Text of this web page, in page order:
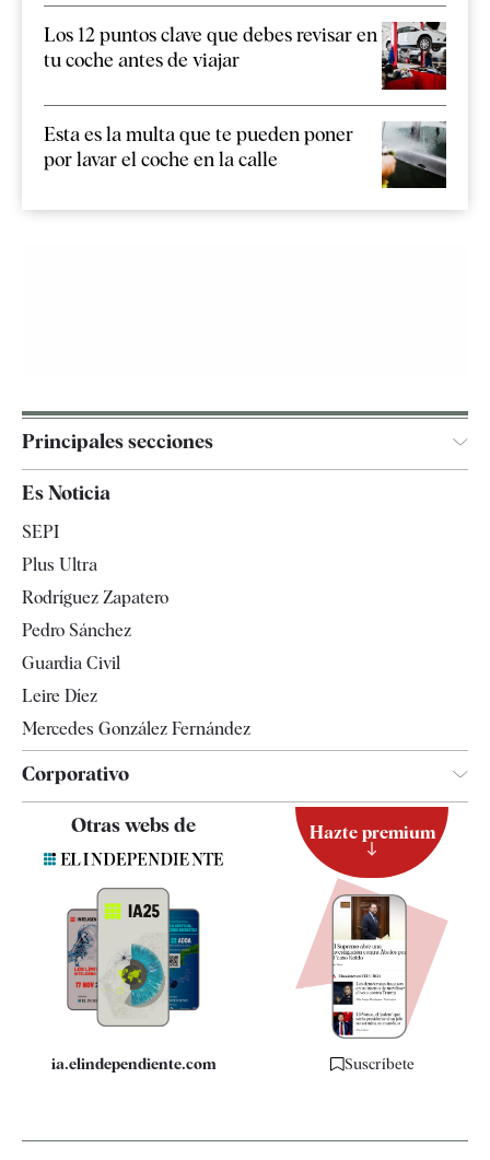
Los 12 puntos clave que debes revisar en
tu coche antes de viajar
Esta es la multa que te pueden poner
por lavar el coche en la calle
Principales secciones
España
Televisión
Es Noticia
SEPI
Plus Ultra
Rodríguez Zapatero
Pedro Sánchez
Guardia Civil
Leire Díez
Mercedes González Fernández
Corporativo
Contacto
Quiénes somos
Especificaciones
Otras webs de
ia.elindependiente.com
Hazte premium
Suscríbete